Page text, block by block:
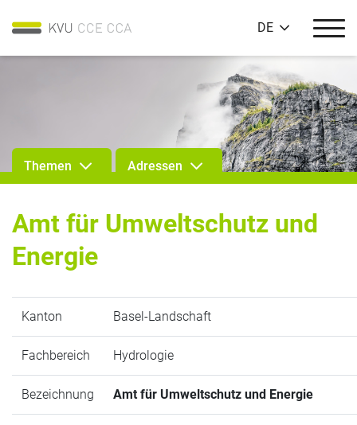
DE
Themen Adressen
Amt für Umweltschutz und
Energie
Kanton Basel-Landschaft
Fachbereich Hydrologie
Bezeichnung Amt für Umweltschutz und Energie